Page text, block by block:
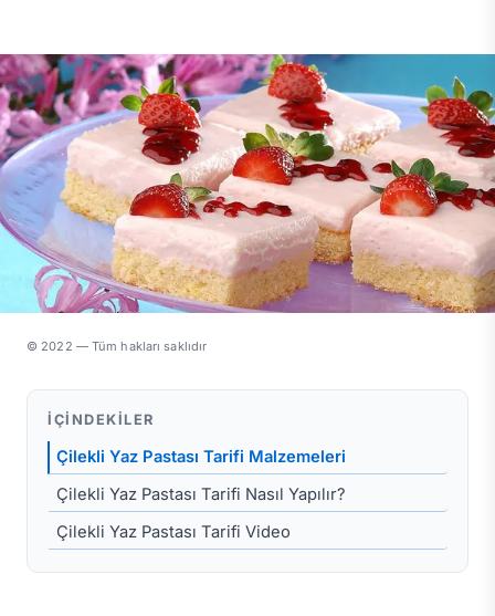
© 2022 — Tüm hakları saklıdır
İÇINDEKILER
Çilekli Yaz Pastası Tarifi Malzemeleri
Çilekli Yaz Pastası Tarifi Nasıl Yapılır?
Çilekli Yaz Pastası Tarifi Video